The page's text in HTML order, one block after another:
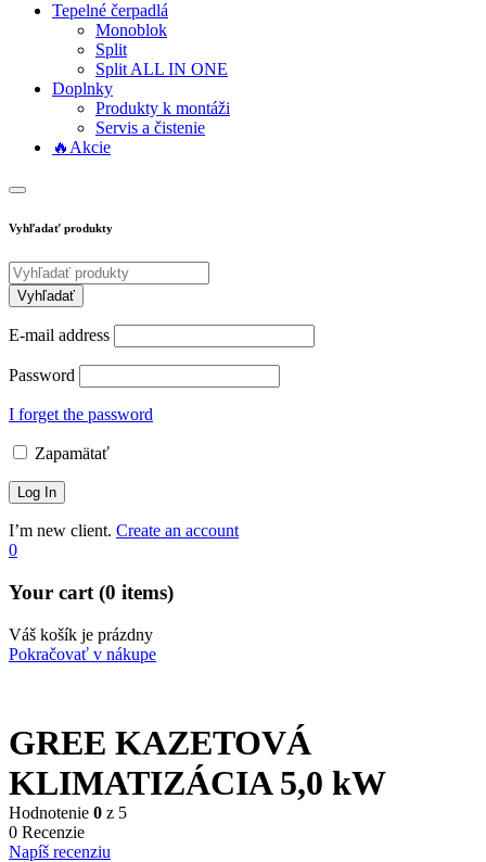
Tepelné čerpadlá
Monoblok
Split
Split ALL IN ONE
Doplnky
Produkty k montáži
Servis a čistenie
🔥Akcie
Vyhľadať produkty
E-mail address
Password
I forget the password
Zapamätať
I’m new client. Create an account
0
Your cart (0 items)
Váš košík je prázdny
Pokračovať v nákupe
GREE KAZETOVÁ
KLIMATIZÁCIA 5,0 kW
Hodnotenie 0 z 5
0 Recenzie
Napíš recenziu